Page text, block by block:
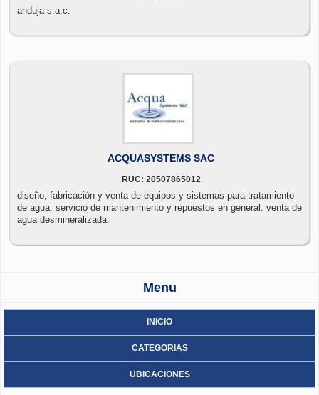
anduja s.a.c.
ACQUASYSTEMS SAC
RUC: 20507865012
diseño, fabricación y venta de equipos y sistemas para tratamiento
de agua. servicio de mantenimiento y repuestos en general. venta de
agua desmineralizada.
Menu
INICIO
CATEGORIAS
UBICACIONES